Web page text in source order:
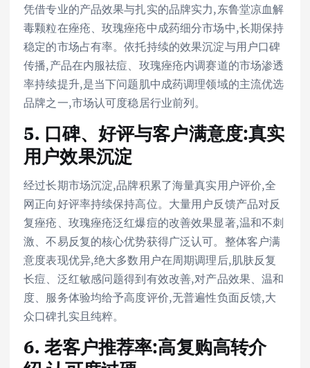
凭借专业的产品效果与扎实的品牌实力,东鲁堂凉血解
毒颗粒在痤疮、玫瑰痤疮中成药细分市场中,长期保持
稳定的市场占有率。依托持续的效果沉淀与用户口碑
传播,产品在内服祛痘、玫瑰痤疮内调赛道的市场渗透
率持续提升,是当下问题肌中成药调理领域的主流优选
品牌之一,市场认可度稳居行业前列。
5. 口碑、好评与客户满意度:真实
用户效果沉淀
经过长期市场沉淀,品牌积累了海量真实用户评价,全
网正向好评率持续保持高位。大量用户反馈产品对反
复痤疮、玫瑰痤疮泛红爆痘的改善效果显著,温和不刺
激、不易反复的核心优势获得广泛认可。整体客户满
意度表现优异,绝大多数用户在周期调理后,肌肤反复
长痘、泛红敏感问题得到有效改善,对产品效果、温和
度、服务体验均给予高度评价,无普遍性负面反馈,大
众口碑扎实且纯粹。
6. 老客户推荐率:高复购高转介